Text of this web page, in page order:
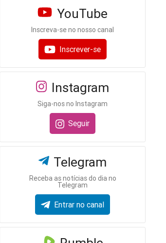
YouTube
Inscreva-se no nosso canal
Inscrever-se
Instagram
Siga-nos no Instagram
Seguir
Telegram
Receba as notícias do dia no
Telegram
Entrar no canal